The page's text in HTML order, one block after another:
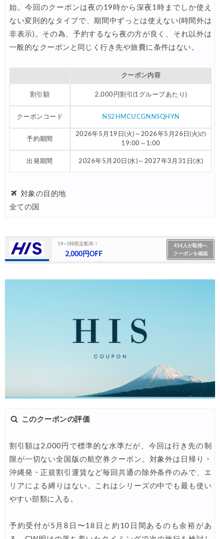
始。今回のクーポンは夜の19時から深夜1時までしか使え
ない変則的なタイプで、期間中ずっとは使えない(時間外は
非表示)。その為、予約するなら夜の方が良く、それ以外は
一般的なクーポンと同じく行き先や旅費に条件はない。
クーポン内容
割引額 2,000円割引(1グループあたり)
クーポンコード NS2HMCUCGNNSQHYN
予約期間
2026年5月19日(火)～2026年5月26日(火)の
19:00～1:00
出発期間 2026年5月20日(水)～2027年3月31日(水)
対象の目的地
全ての国
19~1時限定配布！
2,000円OFF
414人が取得へ
クーポンを確認
このクーポンの評価
割引額は2,000円で標準的な水準だが、今回は行き先の制
限が一切ない全国版の航空券クーポン。対象外は日帰り・
沖縄発・正規割引運賃など毎回共通の除外条件のみで、エ
リアによる縛りはない。これはシリーズの中でも最も使い
やすい部類に入る。
予約受付が5月8日〜18日と約10日間あるのも余裕があ